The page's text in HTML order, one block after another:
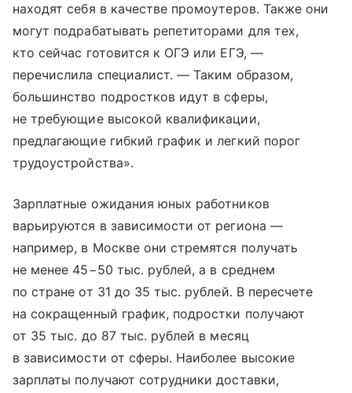
находят себя в качестве промоутеров. Также они
могут подрабатывать репетиторами для тех,
кто сейчас готовится к ОГЭ или ЕГЭ, —
перечислила специалист. — Таким образом,
большинство подростков идут в сферы,
не требующие высокой квалификации,
предлагающие гибкий график и легкий порог
трудоустройства».
Зарплатные ожидания юных работников
варьируются в зависимости от региона —
например, в Москве они стремятся получать
не менее 45−50 тыс. рублей, а в среднем
по стране от 31 до 35 тыс. рублей. В пересчете
на сокращенный график, подростки получают
от 35 тыс. до 87 тыс. рублей в месяц
в зависимости от сферы. Наиболее высокие
зарплаты получают сотрудники доставки,